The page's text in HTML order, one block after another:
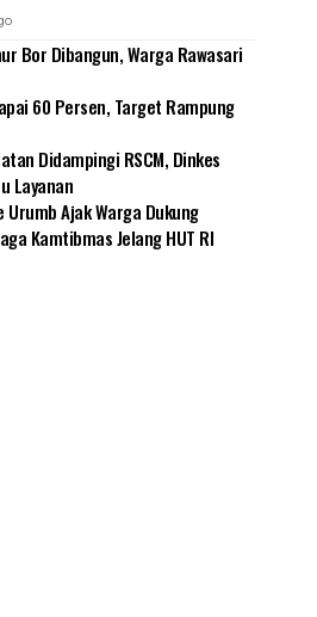
Bor Dibangun, Warga Rawasari
60 Persen, Target Rampung
Didampingi RSCM, Dinkes
Layanan
Ajak Warga Dukung
Kamtibmas Jelang HUT RI